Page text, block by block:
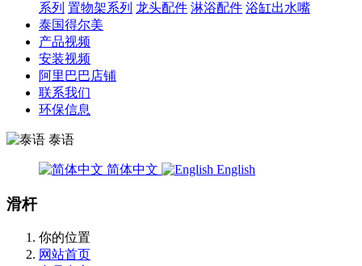
系列 置物架系列 龙头配件 淋浴配件 浴缸出水嘴
泰国得尔美
产品视频
安装视频
阿里巴巴店铺
联系我们
环保信息
泰语
简体中文 English
滑杆
你的位置
网站首页